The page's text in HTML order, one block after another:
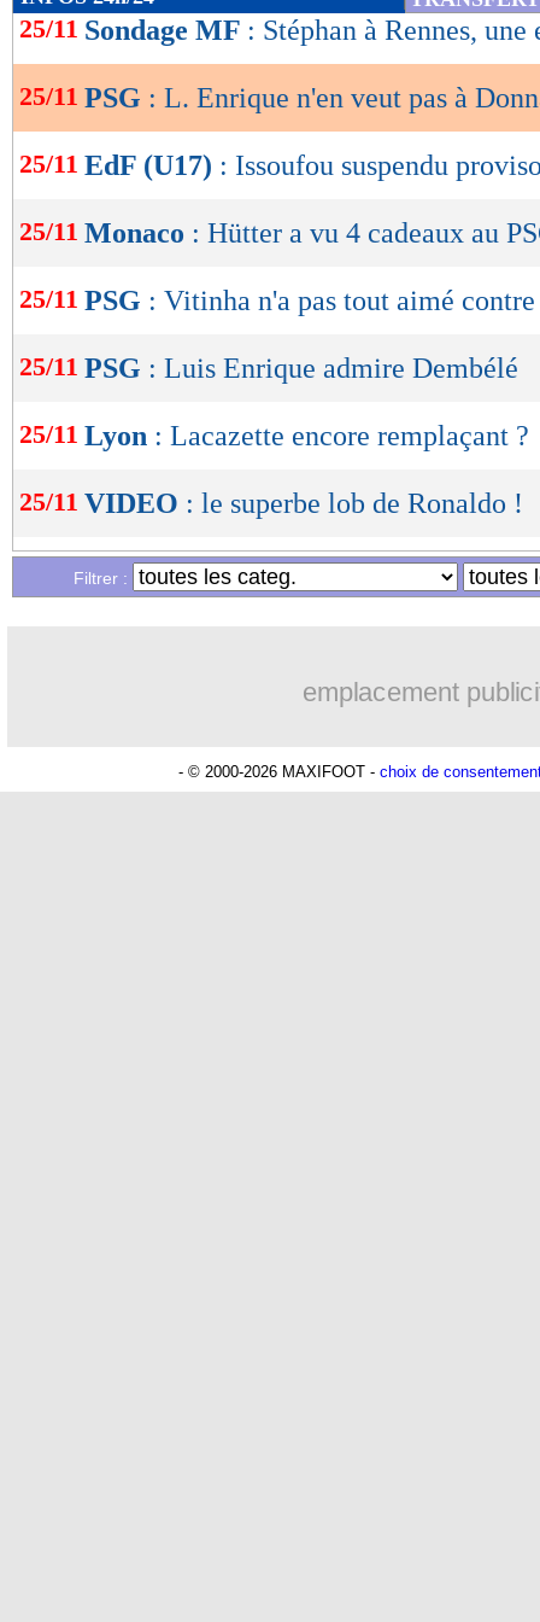
de
OK
25/11 Sondage MF : Stéphan à Rennes, une
25/11 PSG : L. Enrique n'en veut pas à
25/11 EdF (U17) : Issoufou suspendu
25/11 Monaco : Hütter a vu 4 cadeaux au
25/11 PSG : Vitinha n'a pas tout aimé
25/11 PSG : Luis Enrique admire Dembélé
25/11 Lyon : Lacazette encore remplaçant ?
25/11 VIDEO : le superbe lob de Ronaldo !
Liste des brèves du ven. 24 novembre
Filtrer :
emplacement
- © 2000-2026 MAXIFOOT - choix de